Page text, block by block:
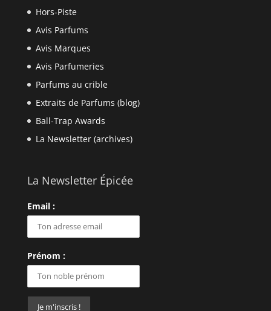
Hors-Piste
Avis Parfums
Avis Marques
Avis Parfumeries
Parfums au crible
Extraits de Parfums (blog)
Ball-Trap Awards
La Newsletter (archives)
La Newsletter Épicée
Email :
Prénom :